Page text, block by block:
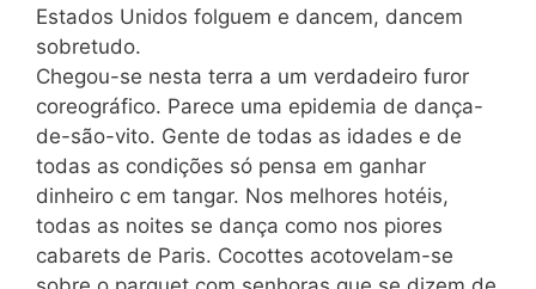
Estados Unidos folguem e dancem, dancem
sobretudo.
Chegou-se nesta terra a um verdadeiro furor
coreográfico. Parece uma epidemia de dança-
de-são-vito. Gente de todas as idades e de
todas as condições só pensa em ganhar
dinheiro c em tangar. Nos melhores hotéis,
todas as noites se dança como nos piores
cabarets de Paris. Cocottes acotovelam-se